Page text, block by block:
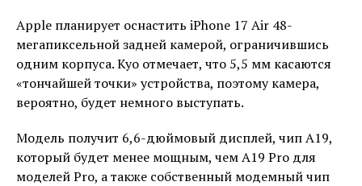
Apple планирует оснастить iPhone 17 Air 48-
мегапиксельной задней камерой, ограничившись
одним корпуса. Куо отмечает, что 5,5 мм касаются
«тончайшей точки» устройства, поэтому камера,
вероятно, будет немного выступать.
Модель получит 6,6-дюймовый дисплей, чип A19,
который будет менее мощным, чем A19 Pro для
моделей Pro, а также собственный модемный чип